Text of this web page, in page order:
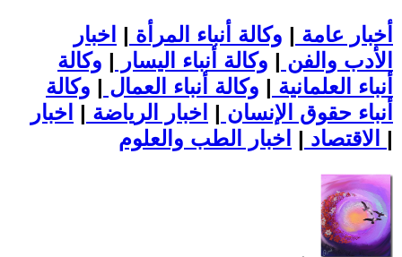
أخبار عامة | وكالة أنباء المرأة | اخبار
الأدب والفن | وكالة أنباء اليسار | وكالة
أنباء العلمانية | وكالة أنباء العمال | وكالة
أنباء حقوق الإنسان | اخبار الرياضة | اخبار
الاقتصاد | |